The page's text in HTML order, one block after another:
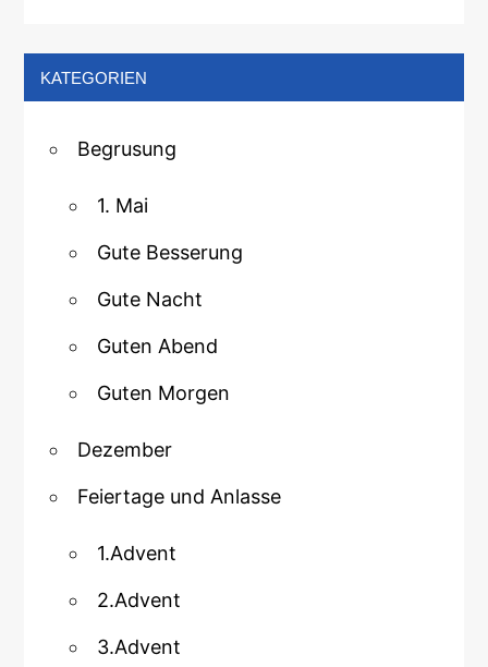
KATEGORIEN
Begrusung
1. Mai
Gute Besserung
Gute Nacht
Guten Abend
Guten Morgen
Dezember
Feiertage und Anlasse
1.Advent
2.Advent
3.Advent